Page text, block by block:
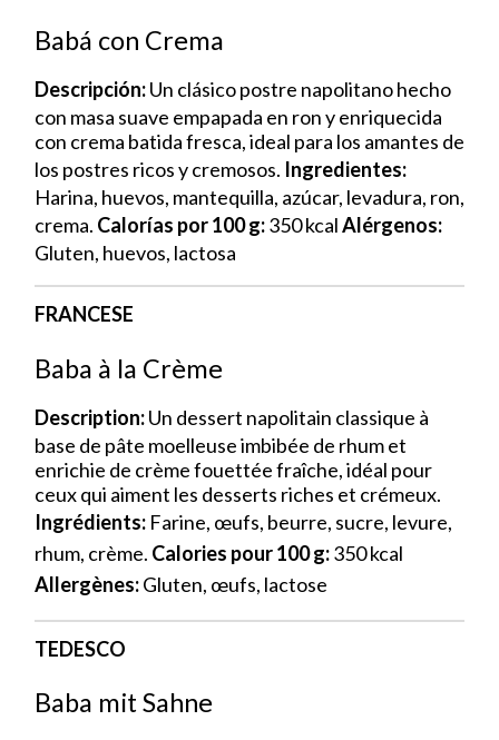
Babá con Crema
Descripción:Un clásico postre napolitano hecho
con masa suave empapada en ron y enriquecida
con crema batida fresca, ideal para los amantes de
los postres ricos y cremosos. Ingredientes:
Harina, huevos, mantequilla, azúcar, levadura, ron,
crema. Calorías por 100 g:350 kcalAlérgenos:
Gluten, huevos, lactosa
FRANCESE
Baba à la Crème
Description:Un dessert napolitain classique à
base de pâte moelleuse imbibée de rhum et
enrichie de crème fouettée fraîche, idéal pour
ceux qui aiment les desserts riches et crémeux.
Ingrédients: Farine, œufs, beurre, sucre, levure,
rhum, crème. Calories pour 100 g:350 kcal
Allergènes:Gluten, œufs, lactose
TEDESCO
Baba mit Sahne